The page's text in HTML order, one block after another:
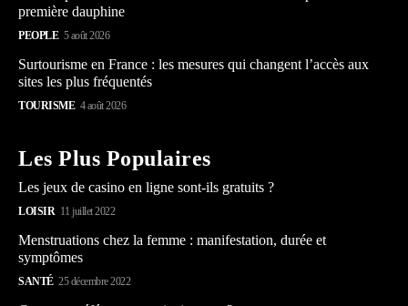
première dauphine
PEOPLE 5 août 2026
Surtourisme en France : les mesures qui changent l’accès aux
sites les plus fréquentés
TOURISME 4 août 2026
Les Plus Populaires
Les jeux de casino en ligne sont-ils gratuits ?
LOISIR 11 juillet 2022
Menstruations chez la femme : manifestation, durée et
symptômes
SANTÉ 25 décembre 2022